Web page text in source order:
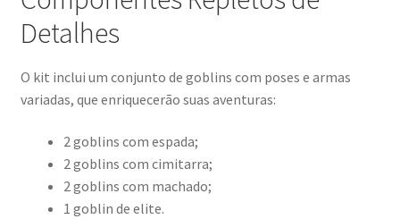
Detalhes
O kit inclui um conjunto de goblins com poses e armas
variadas, que enriquecerão suas aventuras:
2 goblins com espada;
2 goblins com cimitarra;
2 goblins com machado;
1 goblin de elite.